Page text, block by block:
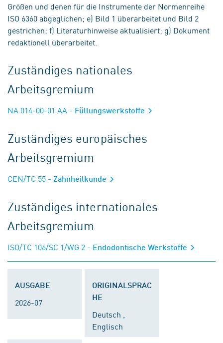
Größen und denen für die Instrumente der Normenreihe
ISO 6360 abgeglichen; e) Bild 1 überarbeitet und Bild 2
gestrichen; f) Literaturhinweise aktualisiert; g) Dokument
redaktionell überarbeitet.
Zuständiges nationales
Arbeitsgremium
NA 014-00-01 AA - Füllungswerkstoffe
Zuständiges europäisches
Arbeitsgremium
CEN/TC 55 - Zahnheilkunde
Zuständiges internationales
Arbeitsgremium
ISO/TC 106/SC 1/WG 2 - Endodontische Werkstoffe
AUSGABE
2026-07
ORIGINALSPRAC
HE
Deutsch ,
Englisch